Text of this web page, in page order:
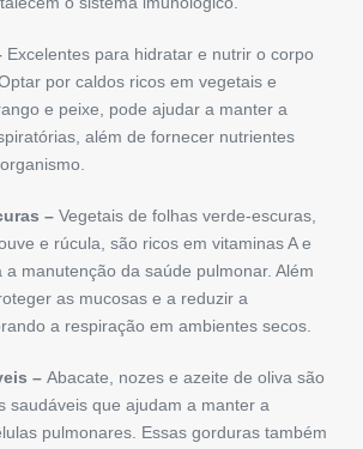
Excelentes para hidratar e nutrir o corpo
por caldos ricos em vegetais e
e peixe, pode ajudar a manter a
além de fornecer nutrientes
– Vegetais de folhas verde-escuras,
e rúcula, são ricos em vitaminas A e
a manutenção da saúde pulmonar. Além
as mucosas e a reduzir a
a respiração em ambientes secos.
– Abacate, nozes e azeite de oliva são
saudáveis que ajudam a manter a
pulmonares. Essas gorduras também